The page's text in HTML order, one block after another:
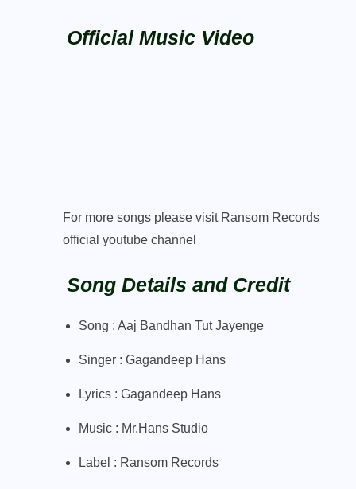
Official Music Video
For more songs please visit Ransom Records
official youtube channel
Song Details and Credit
Song : Aaj Bandhan Tut Jayenge
Singer : Gagandeep Hans
Lyrics : Gagandeep Hans
Music : Mr.Hans Studio
Label : Ransom Records